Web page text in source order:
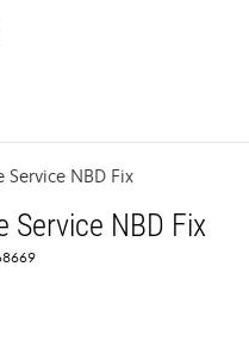
Service NBD Fix
Service NBD Fix